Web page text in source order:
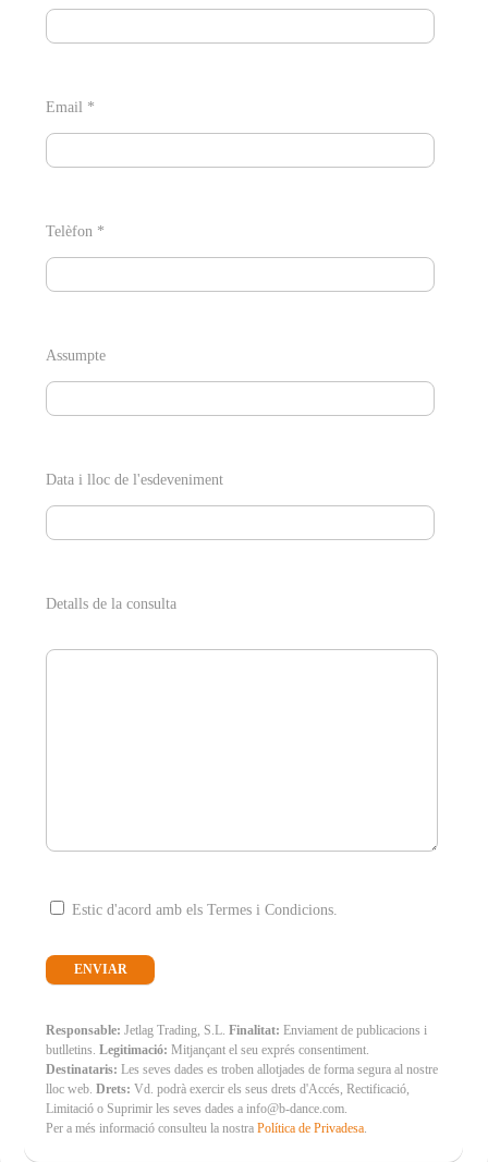
Email *
Telèfon *
Assumpte
Data i lloc de l'esdeveniment
Detalls de la consulta
Estic d'acord amb els Termes i Condicions.
Responsable: Jetlag Trading, S.L.Finalitat: Enviament de publicacions i
butlletins.Legitimació: Mitjançant el seu exprés consentiment.
Destinataris: Les seves dades es troben allotjades de forma segura al nostre
lloc web.Drets: Vd. podrà exercir els seus drets d'Accés, Rectificació,
Limitació o Suprimir les seves dades a info@b-dance.com.
Per a més informació consulteu la nostraPolítica de Privadesa